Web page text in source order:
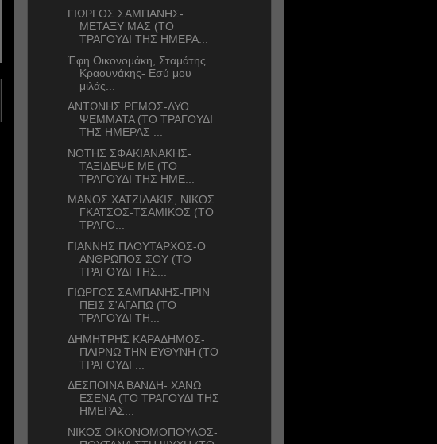
ΓΙΩΡΓΟΣ ΣΑΜΠΑΝΗΣ-
ΜΕΤΑΞΥ ΜΑΣ (ΤΟ
ΤΡΑΓΟΥΔΙ ΤΗΣ ΗΜΕΡΑ...
Έφη Οικονομάκη, Σταμάτης
Κραουνάκης- Εσύ μου
μιλάς...
ΑΝΤΩΝΗΣ ΡΕΜΟΣ-ΔΥΟ
ΨΕΜΜΑΤΑ (ΤΟ ΤΡΑΓΟΥΔΙ
ΤΗΣ ΗΜΕΡΑΣ ...
ΝΟΤΗΣ ΣΦΑΚΙΑΝΑΚΗΣ-
ΤΑΞΙΔΕΨΕ ΜΕ (ΤΟ
ΤΡΑΓΟΥΔΙ ΤΗΣ ΗΜΕ...
ΜΑΝΟΣ ΧΑΤΖΙΔΑΚΙΣ, ΝΙΚΟΣ
ΓΚΑΤΣΟΣ-ΤΣΑΜΙΚΟΣ (ΤΟ
ΤΡΑΓΟ...
ΓΙΑΝΝΗΣ ΠΛΟΥΤΑΡΧΟΣ-Ο
ΑΝΘΡΩΠΟΣ ΣΟΥ (ΤΟ
ΤΡΑΓΟΥΔΙ ΤΗΣ...
ΓΙΩΡΓΟΣ ΣΑΜΠΑΝΗΣ-ΠΡΙΝ
ΠΕΙΣ Σ'ΑΓΑΠΩ (ΤΟ
ΤΡΑΓΟΥΔΙ ΤΗ...
ΔΗΜΗΤΡΗΣ ΚΑΡΑΔΗΜΟΣ-
ΠΑΙΡΝΩ ΤΗΝ ΕΥΘΥΝΗ (ΤΟ
ΤΡΑΓΟΥΔΙ ...
ΔΕΣΠΟΙΝΑ ΒΑΝΔΗ- ΧΑΝΩ
ΕΣΕΝΑ (ΤΟ ΤΡΑΓΟΥΔΙ ΤΗΣ
ΗΜΕΡΑΣ...
ΝΙΚΟΣ ΟΙΚΟΝΟΜΟΠΟΥΛΟΣ-